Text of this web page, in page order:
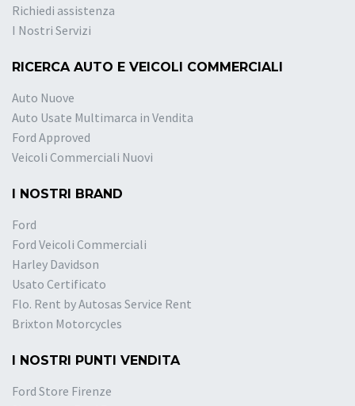
Richiedi assistenza
I Nostri Servizi
RICERCA AUTO E VEICOLI COMMERCIALI
Auto Nuove
Auto Usate Multimarca in Vendita
Ford Approved
Veicoli Commerciali Nuovi
I NOSTRI BRAND
Ford
Ford Veicoli Commerciali
Harley Davidson
Usato Certificato
Flo. Rent by Autosas Service Rent
Brixton Motorcycles
I NOSTRI PUNTI VENDITA
Ford Store Firenze